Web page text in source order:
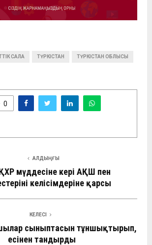
САЛА ТҮРКІСТАН ТҮРКІСТАН ОБЛЫСЫ
0
АЛДЫҢҒЫ
ҚХР мүддесіне кері АҚШ пен
келісімдеріне қарсы
КЕЛЕСІ
сыныптасын тұншықтырып,
есінен тандырды